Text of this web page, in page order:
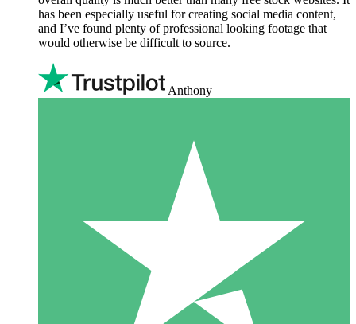
has been especially useful for creating social media content,
and I’ve found plenty of professional looking footage that
would otherwise be difficult to source.
Anthony